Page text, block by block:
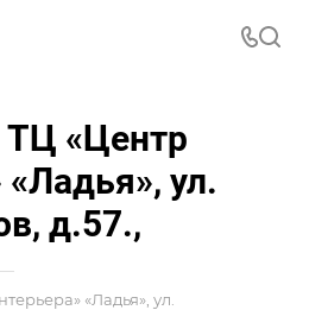
ТЦ «Центр
ул.
д.57.,
«Ладья», ул.